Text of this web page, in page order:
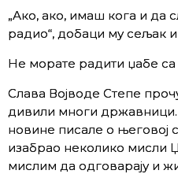
„Ако, ако, имаш кога и да
радио“, добаци му сељак
Не морате радити џабе са
Слава Војводе Степе
дивили многи
новине писале о његовој
изабрао неколико мисли
мислим да одговарају и